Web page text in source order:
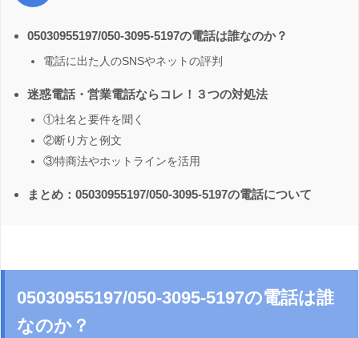
05030955197/050-3095-5197の電話は誰なのか？
電話に出た人のSNSやネットの評判
迷惑電話・営業電話ならコレ！３つの対処法
①社名と要件を聞く
②断り方と例文
③特商法やホットラインを活用
まとめ：05030955197/050-3095-5197の電話について
05030955197/050-3095-5197の電話は誰
なのか？